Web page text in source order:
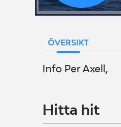
ÖVERSIKT
Info Per Axell,
Hitta hit